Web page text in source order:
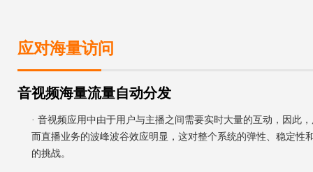
应对海量访问
音视频海量流量自动分发
· 音视频应用中由于用户与主播之间需要实时大量的互动，因此
而直播业务的波峰波谷效应明显，这对整个系统的弹性、稳定性
的挑战。